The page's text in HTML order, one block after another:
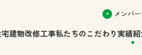
メンバ
建物改修工事私たちのこだわり実績